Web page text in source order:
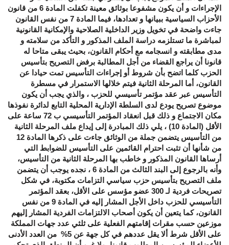
الإجراءات و أن يكون مشفوعا بوثائق معينة تكفلت المادة 6 من قانون
الأحزاب السياسية ببيانها و تعدادها، فيما المادة 7 من نفس القانون
جاءت واضحة في تخويل وزير الداخلية الصلاحية والإمكانية القانونية
لمباشرة ما تستلزمه دراسة الملف المذكور و التأكد من سلامته و
مدى مطابقته و انسجامه مع أحكام القانون، بحيث يبقى متاحا له
قانونا أن يراجع القضاء من أجل المطالبة برفض التصريح بتأسيس
الحزب كلما اتضح بأن شروط أو إجراءات التأسيس تمت حيادا عن
القانون، أما المرحلة الثانية فيتم خلالها الاستمرار في مسطرة
التأسيس عبر عقد مؤتمر تأسيسي للحزب ، والذي يجب أن يكون
موضوع تصريح يودع لدى السلطة الإدارية المحلية التابع لدائرة نفوذها
مكان الاجتماع و ذلك قبل انعقاد المؤتمر التأسيسي ب 72 ساعة على
الأقل (المادة 10) ، يلي ذلك المبادرة إلى إيداع ملف المرحلة الثانية
من التأسيس يتضمن جملة من الوثائق جاءت على ذكرها المادة 12
من شأنها أن تثبت احترام القائمين على التأسيس للضوابط التي
أرساها القانون المذكور و خاطب بها المرحلة الثانية من التأسيس،
وأنه بالرجوع إلى البند الثالث من المادة 6 ، نجده يوجب أن يتضمن
ملف التصريح بتأسيس حزب سياسي التزامات مكتوبة، في شكل
تصريحات فردية لـ 300 عضو مؤسس على الأقل، بعقد المؤتمر
التأسيسي للحزب داخل الأجل المشار إليه في المادة 9 من نفس
القانون، كما يتعين أن يكون أصحاب الالتزامات الفردية المشار إليهم
موزعين حسب مقرات إقامتهم الفعلية على ثلثي عدد جهات المملكة
على الأقل شرط ألا يقل عددهم في كل جهة عن 5% من العدد الأدنى